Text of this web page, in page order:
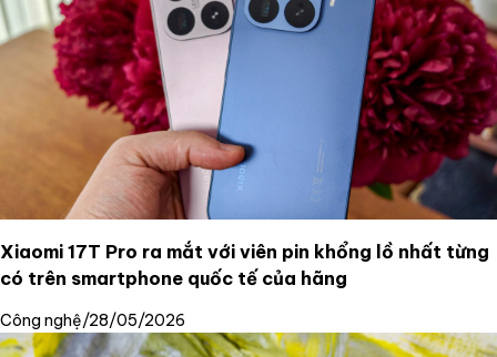
Xiaomi 17T Pro ra mắt với viên pin khổng lồ nhất từng
có trên smartphone quốc tế của hãng
Công nghệ/28/05/2026